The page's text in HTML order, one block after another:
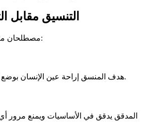
التنسيق مقابل
مصطلحان متقاربان لكن مختلفان:
هدف المنسق إراحة عين الإنسان بوضع المسافات والخطوط.
المدقق يدقق في الأساسيات ويمنع مرور أي